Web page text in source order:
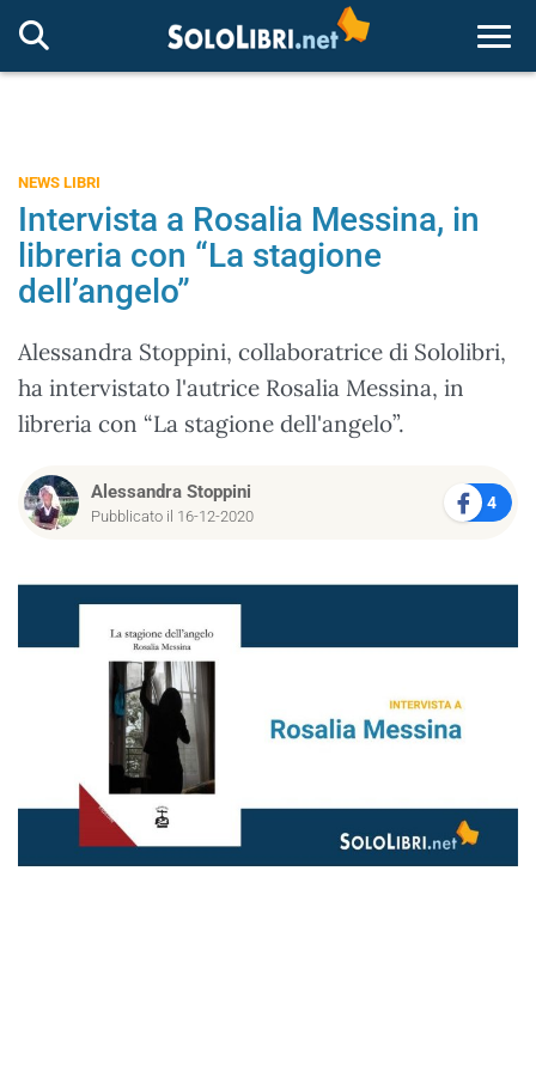
NEWS LIBRI
Intervista a Rosalia Messina, in
libreria con “La stagione
dell’angelo”
Alessandra Stoppini, collaboratrice di Sololibri,
ha intervistato l'autrice Rosalia Messina, in
libreria con “La stagione dell'angelo”.
Alessandra Stoppini
Pubblicato il 16-12-2020
4